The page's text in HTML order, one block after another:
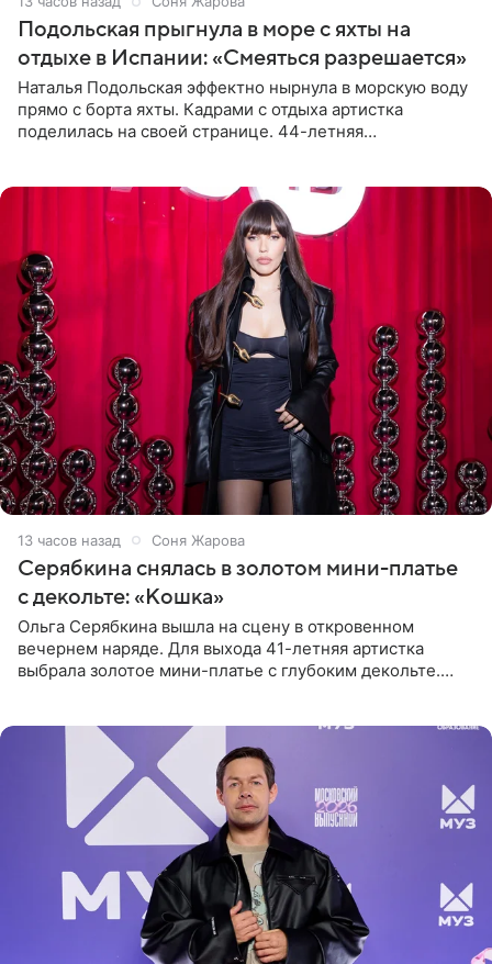
Подольская прыгнула в море с яхты на
отдыхе в Испании: «Смеяться разрешается»
Наталья Подольская эффектно нырнула в морскую воду
прямо с борта яхты. Кадрами с отдыха артистка
поделилась на своей странице. 44-летняя
13 часов назад Соня Жарова
Серябкина снялась в золотом мини-платье
с декольте: «Кошка»
Ольга Серябкина вышла на сцену в откровенном
вечернем наряде. Для выхода 41-летняя артистка
выбрала золотое мини-платье с глубоким декольте.